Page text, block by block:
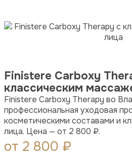
Finistere Carboxy
классическим
Finistere Carboxy Therapy во
профессиональная уходовая
косметическими составами и
лица. Цена — от 2 800 ₽.
от 2 800 ₽